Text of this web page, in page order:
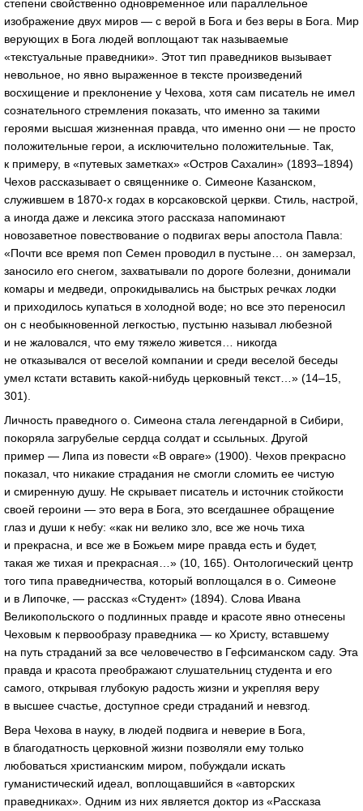
степени свойственно одновременное или параллельное
изображение двух миров — с верой в Бога и без веры в Бога. Мир
верующих в Бога людей воплощают так называемые
«текстуальные праведники». Этот тип праведников вызывает
невольное, но явно выраженное в тексте произведений
восхищение и преклонение у Чехова, хотя сам писатель не имел
сознательного стремления показать, что именно за такими
героями высшая жизненная правда, что именно они — не просто
положительные герои, а исключительно положительные. Так,
к примеру, в «путевых заметках» «Остров Сахалин» (1893–1894)
Чехов рассказывает о священнике о. Симеоне Казанском,
служившем в 1870-х годах в корсаковской церкви. Стиль, настрой,
а иногда даже и лексика этого рассказа напоминают
новозаветное повествование о подвигах веры апостола Павла:
«Почти все время поп Семен проводил в пустыне… он замерзал,
заносило его снегом, захватывали по дороге болезни, донимали
комары и медведи, опрокидывались на быстрых речках лодки
и приходилось купаться в холодной воде; но все это переносил
он с необыкновенной легкостью, пустыню называл любезной
и не жаловался, что ему тяжело живется… никогда
не отказывался от веселой компании и среди веселой беседы
умел кстати вставить какой-нибудь церковный текст…» (14–15,
301).
Личность праведного о. Симеона стала легендарной в Сибири,
покоряла загрубелые сердца солдат и ссыльных. Другой
пример — Липа из повести «В овраге» (1900). Чехов прекрасно
показал, что никакие страдания не смогли сломить ее чистую
и смиренную душу. Не скрывает писатель и источник стойкости
своей героини — это вера в Бога, это всегдашнее обращение
глаз и души к небу: «как ни велико зло, все же ночь тиха
и прекрасна, и все же в Божьем мире правда есть и будет,
такая же тихая и прекрасная…» (10, 165). Онтологический центр
того типа праведничества, который воплощался в о. Симеоне
и в Липочке, — рассказ «Студент» (1894). Слова Ивана
Великопольского о подлинных правде и красоте явно отнесены
Чеховым к первообразу праведника — ко Христу, вставшему
на путь страданий за все человечество в Гефсиманском саду. Эта
правда и красота преображают слушательниц студента и его
самого, открывая глубокую радость жизни и укрепляя веру
в высшее счастье, доступное среди страданий и невзгод.
Вера Чехова в науку, в людей подвига и неверие в Бога,
в благодатность церковной жизни позволяли ему только
любоваться христианским миром, побуждали искать
гуманистический идеал, воплощавшийся в «авторских
праведниках». Одним из них является доктор из «Рассказа